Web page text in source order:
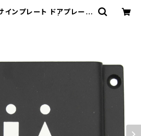
インプレート ドアプレート